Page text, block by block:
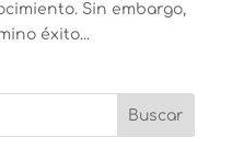
Sin embargo,
éxito...